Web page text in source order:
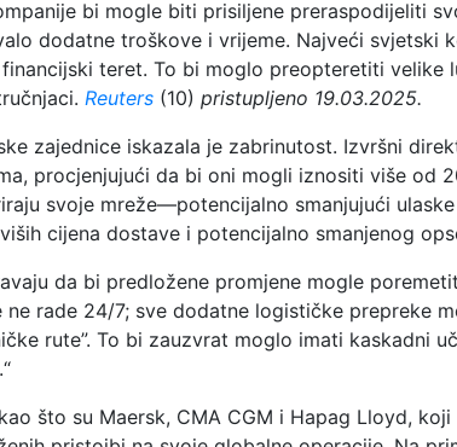
bi mogle biti prisiljene preraspodijeliti
dodatne troškove i vrijeme. Najveći
teret. To bi moglo preopteretiti
Reuters (10) pristupljeno 19.03.2025.
zajednice iskazala je zabrinutost. Izvršni
procjenjujući da bi oni mogli iznositi više od
svoje mreže—potencijalno smanjujući
cijena dostave i potencijalno smanjenog
da bi predložene promjene mogle
ne rade 24/7; sve dodatne logističke prepreke
rute”. To bi zauzvrat moglo imati kaskadni
što su Maersk, CMA CGM i Hapag Lloyd,